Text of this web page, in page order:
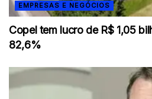
EMPRESAS E NEGÓCIOS
Copel tem lucro de R$ 1,05
82,6%